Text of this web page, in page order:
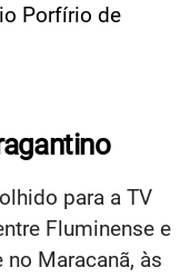
Porfírio de
para a TV
Fluminense e
Maracanã, às